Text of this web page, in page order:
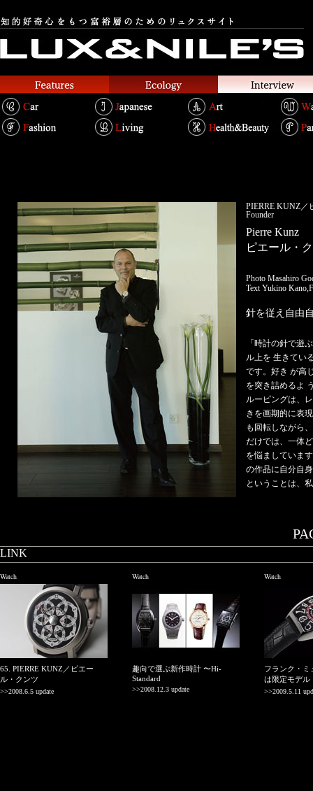
PIERRE KUNZ／
Founder
Pierre Kunz
ピエール・
Photo Masahiro
Text Yukino
針を従え自由
「時計の針で遊
ル上を 生きてい
です。好き が高
を突き詰めるよ
ルーピングは、
きを画期的に表
も回転しながら
だけでは、一体
を悩ましていま
の作品に自分自
ということは、
LINK
Watch
65. PIERRE KUNZ／ピエー
ル・クンツ
>>2008.6.5 update
Watch
趣向で選ぶ新作時計 〜Hi-
Standard
>>2008.12.3 update
Watch
フランク・ミ
は限定モデル
>>2009.5.11